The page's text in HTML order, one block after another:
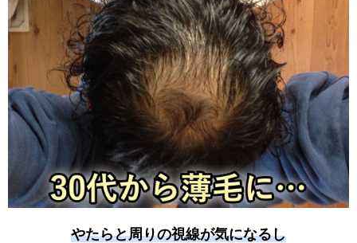
やたらと周りの視線が気になるし